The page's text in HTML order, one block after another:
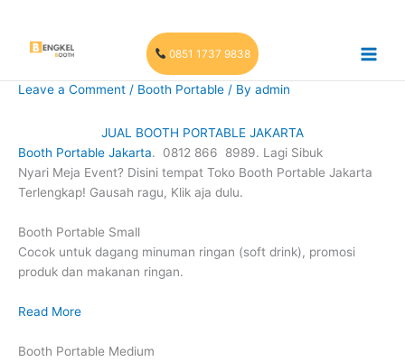
content
0851 1737 9838
Leave a Comment / Booth Portable / By admin
JUAL BOOTH PORTABLE JAKARTA
Booth Portable Jakarta. 0812 866 8989. Lagi Sibuk
Nyari Meja Event? Disini tempat Toko Booth Portable Jakarta
Terlengkap! Gausah ragu, Klik aja dulu.
Booth Portable Small
Cocok untuk dagang minuman ringan (soft drink), promosi
produk dan makanan ringan.
Read More
Booth Portable Medium